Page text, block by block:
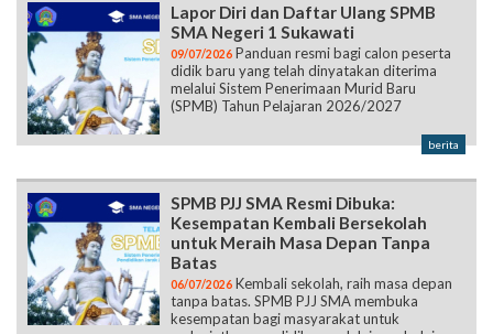
Lapor Diri dan Daftar Ulang SPMB
SMA Negeri 1 Sukawati
09/07/2026 Panduan resmi bagi calon peserta
didik baru yang telah dinyatakan diterima
melalui Sistem Penerimaan Murid Baru
(SPMB) Tahun Pelajaran 2026/2027
berita
SPMB PJJ SMA Resmi Dibuka:
Kesempatan Kembali Bersekolah
untuk Meraih Masa Depan Tanpa
Batas
06/07/2026 Kembali sekolah, raih masa depan
tanpa batas. SPMB PJJ SMA membuka
kesempatan bagi masyarakat untuk